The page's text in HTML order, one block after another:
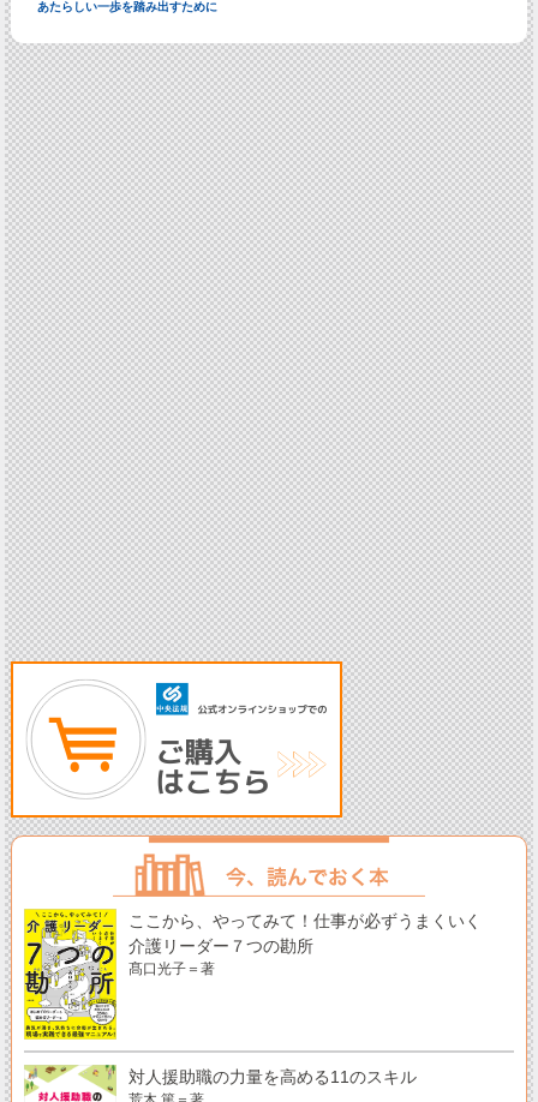
あたらしい一歩を踏み出すために
ここから、やってみて！仕事が必ずうまくいく
介護リーダー７つの勘所
髙口光子＝著
対人援助職の力量を高める11のスキル